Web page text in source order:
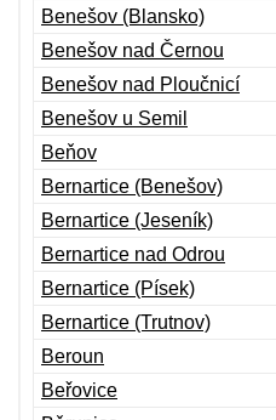
Benešov (Blansko)
Benešov nad Černou
Benešov nad Ploučnicí
Benešov u Semil
Beňov
Bernartice (Benešov)
Bernartice (Jeseník)
Bernartice nad Odrou
Bernartice (Písek)
Bernartice (Trutnov)
Beroun
Beřovice